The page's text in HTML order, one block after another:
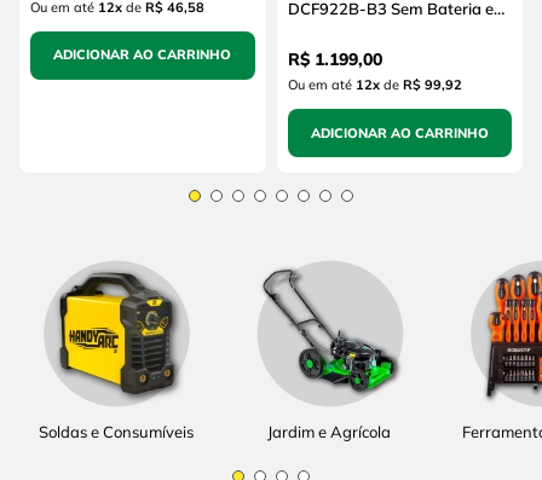
Ou em até 12x de R$ 46,58
ADICIONAR AO CARRINHO
DCF922B-B3 Sem Bateria e
R$ 1.199,00
Ou em até 12xde R$ 99,92
ADICIONAR AO CARRINHO
Soldas e Consumíveis Jardim e Agrícola